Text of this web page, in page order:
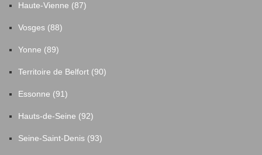
Haute-Vienne (87)
Vosges (88)
Yonne (89)
Territoire de Belfort (90)
Essonne (91)
Hauts-de-Seine (92)
Seine-Saint-Denis (93)